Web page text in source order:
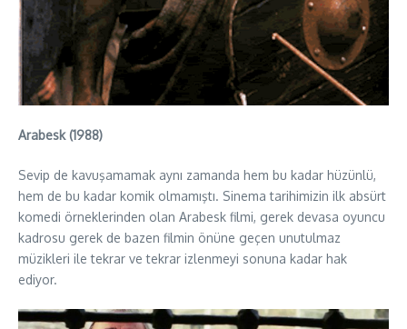
Arabesk (1988)
Sevip de kavuşamamak aynı zamanda hem bu kadar hüzünlü,
hem de bu kadar komik olmamıştı. Sinema tarihimizin ilk absürt
komedi örneklerinden olan Arabesk filmi, gerek devasa oyuncu
kadrosu gerek de bazen filmin önüne geçen unutulmaz
müzikleri ile tekrar ve tekrar izlenmeyi sonuna kadar hak
ediyor.